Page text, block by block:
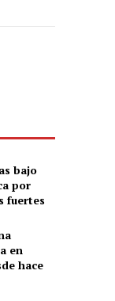
bajo
por
fuertes
en
hace